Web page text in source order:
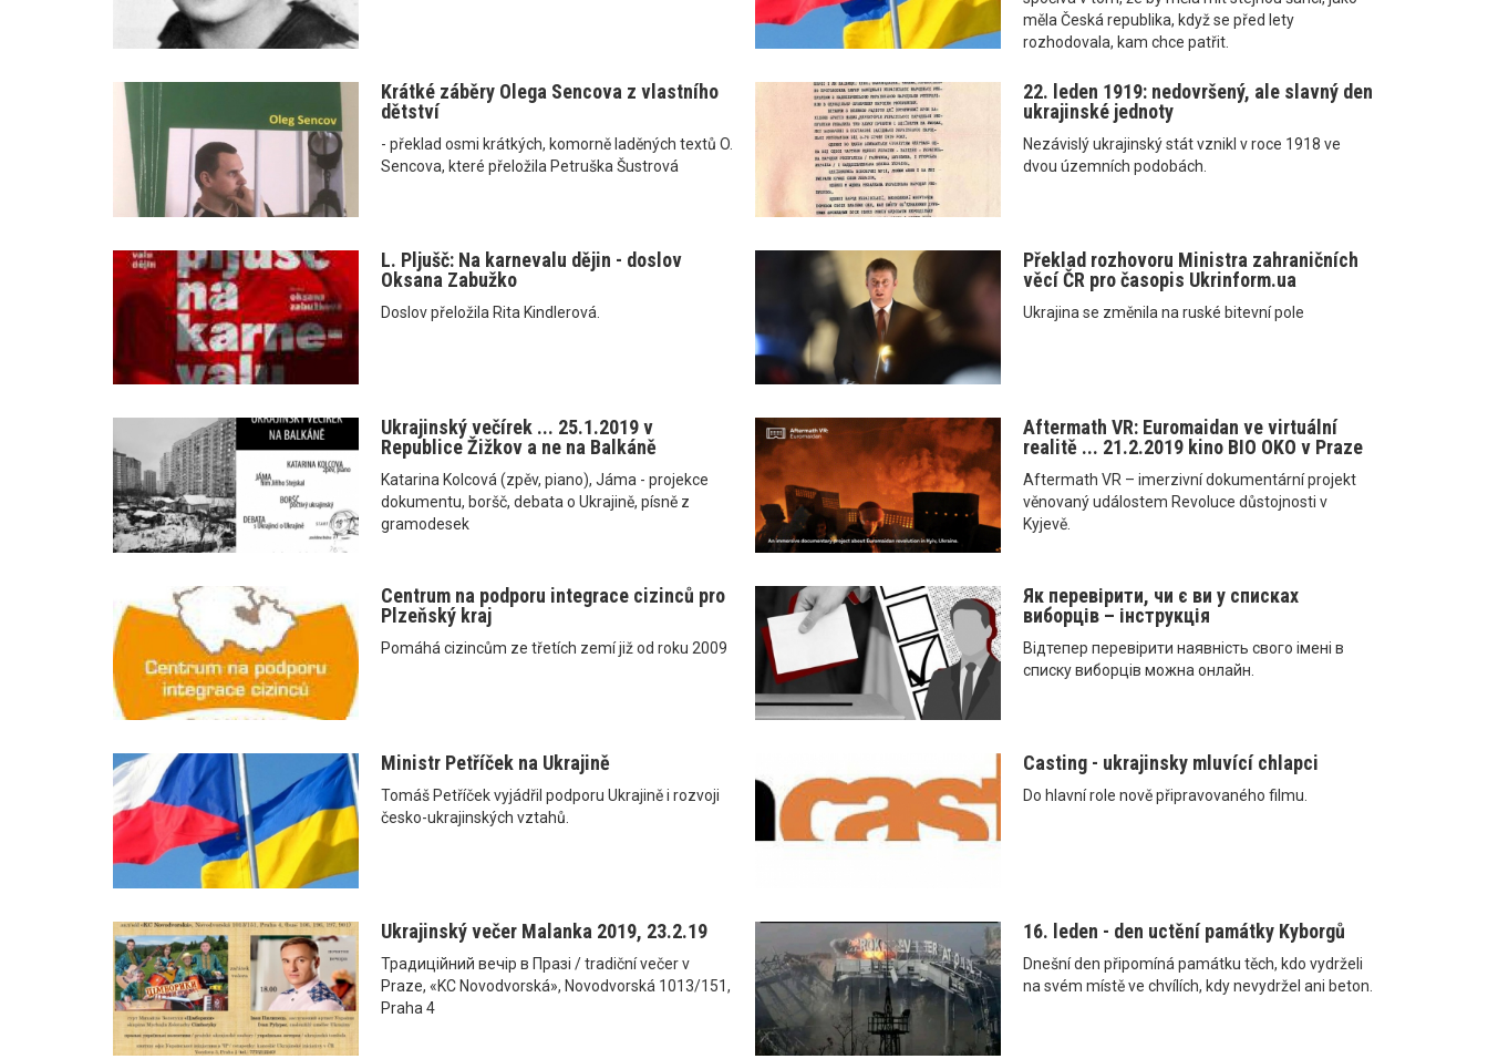
měla Česká republika, když se před lety
rozhodovala, kam chce patřit.
Krátké záběry Olega Sencova z vlastního
dětství
- překlad osmi krátkých, komorně laděných textů O.
Sencova, které přeložila Petruška Šustrová
22. leden 1919: nedovršený, ale slavný den
ukrajinské jednoty
Nezávislý ukrajinský stát vznikl v roce 1918 ve
dvou územních podobách.
L. Pljušč: Na karnevalu dějin - doslov
Oksana Zabužko
Doslov přeložila Rita Kindlerová.
Překlad rozhovoru Ministra zahraničních
věcí ČR pro časopis Ukrinform.ua
Ukrajina se změnila na ruské bitevní pole
Ukrajinský večírek ... 25.1.2019 v
Republice Žižkov a ne na Balkáně
Katarina Kolcová (zpěv, piano), Jáma - projekce
dokumentu, boršč, debata o Ukrajině, písně z
gramodesek
Aftermath VR: Euromaidan ve virtuální
realitě ... 21.2.2019 kino BIO OKO v Praze
Aftermath VR – imerzivní dokumentární projekt
věnovaný událostem Revoluce důstojnosti v
Kyjevě.
Centrum na podporu integrace cizinců pro
Plzeňský kraj
Pomáhá cizincům ze třetích zemí již od roku 2009
Як перевірити, чи є ви у списках
виборців – інструкція
Відтепер перевірити наявність свого імені в
списку виборців можна онлайн.
Ministr Petříček na Ukrajině
Tomáš Petříček vyjádřil podporu Ukrajině i rozvoji
česko-ukrajinských vztahů.
Casting - ukrajinsky mluvící chlapci
Do hlavní role nově připravovaného filmu.
Ukrajinský večer Malanka 2019, 23.2.19
Традиційний вечір в Празі / tradiční večer v
Praze, «KC Novodvorská», Novodvorská 1013/151,
Praha 4
16. leden - den uctění památky Kyborgů
Dnešní den připomíná památku těch, kdo vydrželi
na svém místě ve chvílích, kdy nevydržel ani beton.